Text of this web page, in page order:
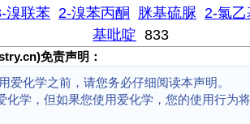
溴联苯 2-溴苯丙酮 脒基硫脲 2-氯
基吡啶 833
免责声明：
爱化学之前，请您务必仔细阅读本声明。
化学，但如果您使用爱化学，您的使用行为